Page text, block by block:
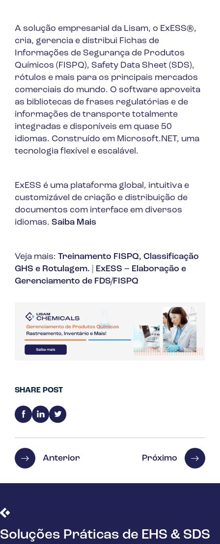
A solução empresarial da Lisam, o ExESS®,
cria, gerencia e distribui Fichas de
Informações de Segurança de Produtos
Químicos (FISPQ), Safety Data Sheet (SDS),
rótulos e mais para os principais mercados
comerciais do mundo. O software aproveita
as bibliotecas de frases regulatórias e de
informações de transporte totalmente
integradas e disponíveis em quase 50
idiomas. Construído em Microsoft.NET, uma
tecnologia flexível e escalável.
ExESS é uma plataforma global, intuitiva e
customizável de criação e distribuição de
documentos com interface em diversos
idiomas. Saiba Mais
Veja mais: Treinamento FISPQ, Classificação
GHS e Rotulagem.
ExESS – Elaboração e
Gerenciamento de FDS/FISPQ
SHARE POST
Anterior Próximo
Soluções Práticas de EHS & SDS